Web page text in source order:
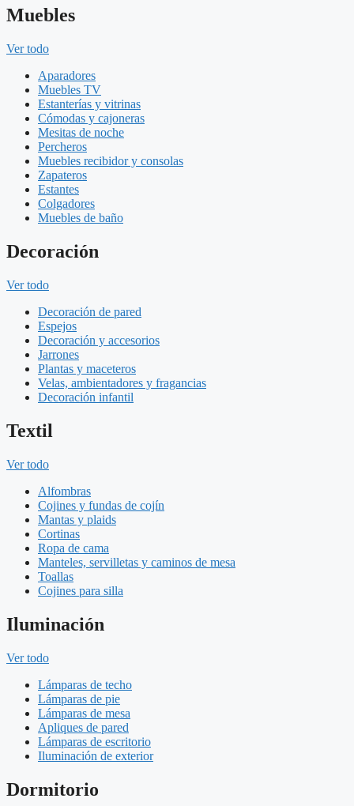
Muebles
Ver todo
Aparadores
Muebles TV
Estanterías y vitrinas
Cómodas y cajoneras
Mesitas de noche
Percheros
Muebles recibidor y consolas
Zapateros
Estantes
Colgadores
Muebles de baño
Decoración
Ver todo
Decoración de pared
Espejos
Decoración y accesorios
Jarrones
Plantas y maceteros
Velas, ambientadores y fragancias
Decoración infantil
Textil
Ver todo
Alfombras
Cojines y fundas de cojín
Mantas y plaids
Cortinas
Ropa de cama
Manteles, servilletas y caminos de mesa
Toallas
Cojines para silla
Iluminación
Ver todo
Lámparas de techo
Lámparas de pie
Lámparas de mesa
Apliques de pared
Lámparas de escritorio
Iluminación de exterior
Dormitorio